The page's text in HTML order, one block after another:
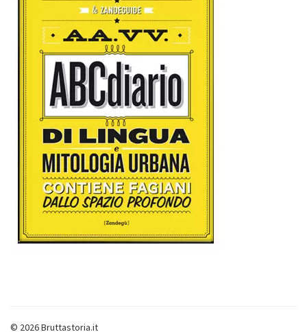
© 2026 Bruttastoria.it